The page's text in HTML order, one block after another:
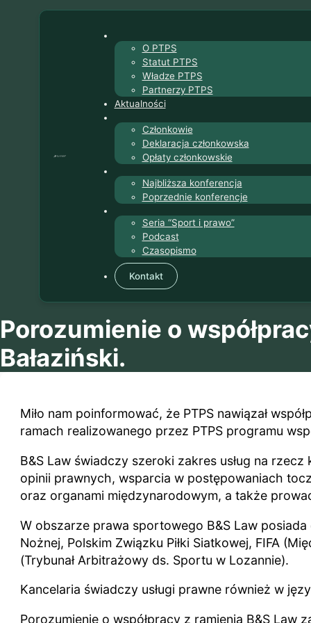
O PTPS
Statut PTPS
Władze PTPS
Partnerzy PTPS
Aktualności
Członkowie
Deklaracja członkowska
Opłaty członkowskie
Najbliższa konferencja
Poprzednie konferencje
Seria “Sport i prawo”
Podcast
Czasopismo
Kontakt
Porozumienie o
Bałaziński.
Miło nam poinformować, że PTPS nawiązał
ramach realizowanego przez PTPS programu
B&S Law świadczy szeroki zakres usług na
opinii prawnych, wsparcia w postępowaniach
oraz organami międzynarodowym, a także
W obszarze prawa sportowego B&S Law
Nożnej, Polskim Związku Piłki Siatkowej, FIFA
(Trybunał Arbitrażowy ds. Sportu w Lozannie).
Kancelaria świadczy usługi prawne również w
Porozumienie o współpracy z ramienia B&S Law